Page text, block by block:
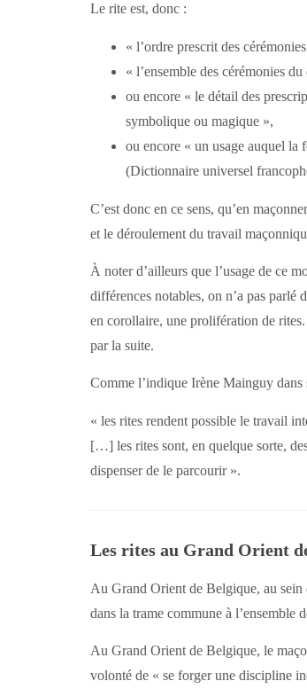
Le rite est, donc :
« l’ordre prescrit des
« l’ensemble des cérémonies
ou encore « le détail des
symbolique ou magique »,
ou encore « un usage auquel la
(Dictionnaire universel
C’est donc en ce sens, qu’en
et le déroulement du travail
À noter d’ailleurs que l’usage de ce
différences notables, on n’a pas parlé
en corollaire, une prolifération de
par la suite.
Comme l’indique Irène Mainguy
« les rites rendent possible le travail
[…] les rites sont, en quelque sorte,
dispenser de le parcourir ».
Les rites au Grand Orient
Au Grand Orient de Belgique, au sein
dans la trame commune à l’ensemble
Au Grand Orient de Belgique, le
volonté de « se forger une discipline